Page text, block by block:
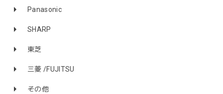
Panasonic
SHARP
東芝
三菱 /FUJITSU
その他